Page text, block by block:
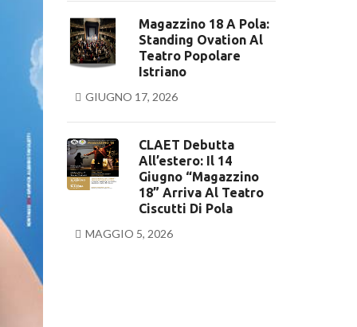
Magazzino 18 A Pola:
Standing Ovation Al
Teatro Popolare
Istriano
GIUGNO 17, 2026
CLAET Debutta
All’estero: Il 14
Giugno “Magazzino
18” Arriva Al Teatro
Ciscutti Di Pola
MAGGIO 5, 2026